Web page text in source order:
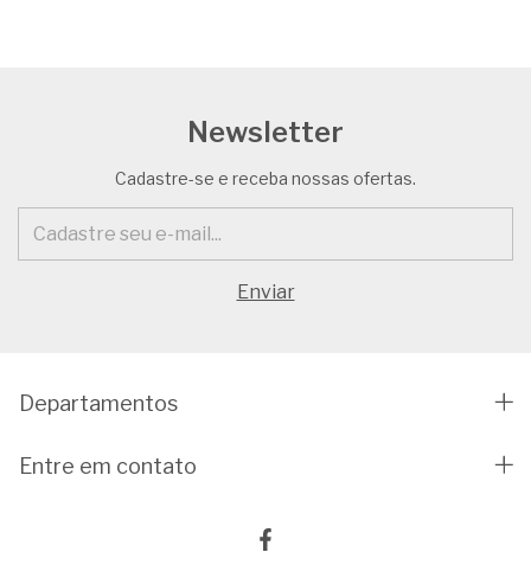
Newsletter
Cadastre-se e receba nossas ofertas.
Departamentos
Entre em contato